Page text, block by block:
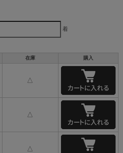
着
在庫 購入
△
△
△